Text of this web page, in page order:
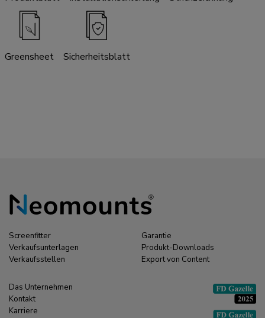
Greensheet Sicherheitsblatt
Screenfitter
Verkaufsunterlagen
Verkaufsstellen
Garantie
Produkt-Downloads
Export von Content
Das Unternehmen
Kontakt
Karriere